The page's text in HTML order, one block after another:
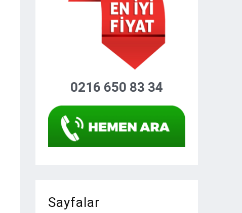
0216 650 83 34
Sayfalar